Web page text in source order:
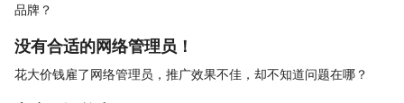
品牌？
没有合适的网络管理员！
花大价钱雇了网络管理员，推广效果不佳，却不知道问题在哪？